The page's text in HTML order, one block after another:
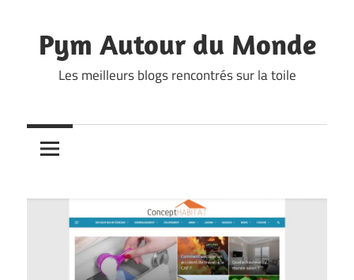
content
Pym Autour du Monde
Les meilleurs blogs rencontrés sur la toile